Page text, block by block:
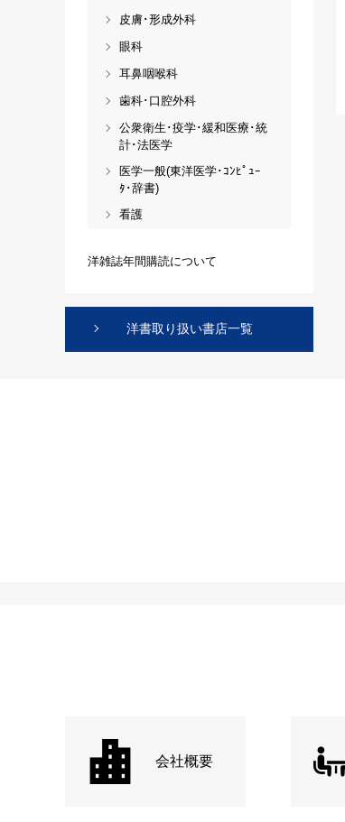
皮膚･形成外科
眼科
耳鼻咽喉科
歯科･口腔外科
公衆衛生･疫学･緩和医療･統
計･法医学
医学一般(東洋医学･ｺﾝﾋﾟｭｰ
ﾀ･辞書)
看護
洋雑誌年間購読について
洋書取り扱い書店一覧
会社概要